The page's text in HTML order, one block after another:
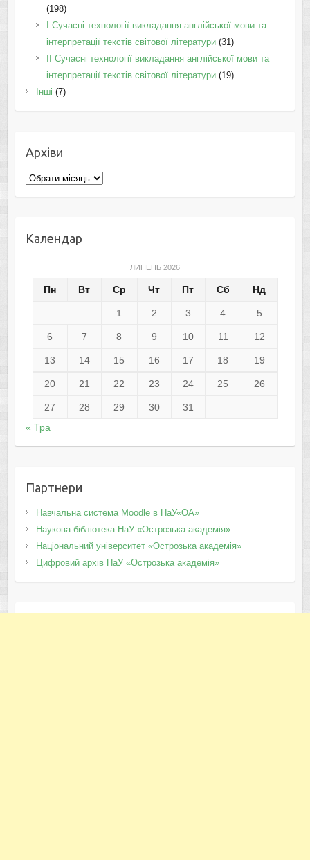
(198)
I Cучасні технології викладання англійської мови та
інтерпретації текстів світової літератури(31)
II Cучасні технології викладання англійської мови та
інтерпретації текстів світової літератури(19)
Інші (7)
Архіви
Архіви
Календар
ЛИПЕНЬ 2026
Пн Вт Ср Чт Пт Сб Нд
1 2 3 4 5
6 7 8 9 10 11 12
13 14 15 16 17 18 19
20 21 22 23 24 25 26
27 28 29 30
31
« Тра
Партнери
Навчальна система Moodle в НаУ«ОА»
Наукова бібліотека НаУ «Острозька академія»
Національний університет «Острозька академія»
Цифровий архів НаУ «Острозька академія»